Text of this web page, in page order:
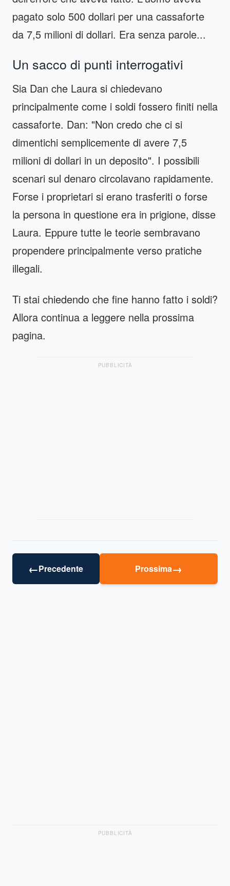
pagato solo 500 dollari per una cassaforte
da 7,5 milioni di dollari. Era senza parole...
Un sacco di punti interrogativi
Sia Dan che Laura si chiedevano
principalmente come i soldi fossero finiti nella
cassaforte. Dan: "Non credo che ci si
dimentichi semplicemente di avere 7,5
milioni di dollari in un deposito". I possibili
scenari sul denaro circolavano rapidamente.
Forse i proprietari si erano trasferiti o forse
la persona in questione era in prigione, disse
Laura. Eppure tutte le teorie sembravano
propendere principalmente verso pratiche
illegali.
Ti stai chiedendo che fine hanno fatto i soldi?
Allora continua a leggere nella prossima
pagina.
PUBBLICITÀ
←Precedente Prossima→
PUBBLICITÀ